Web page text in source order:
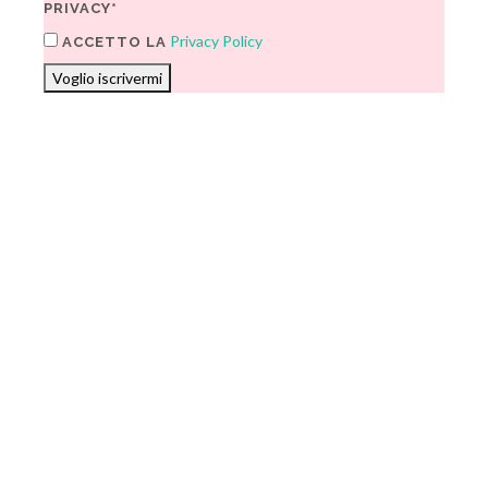
PRIVACY*
ACCETTO LA Privacy Policy
Voglio iscrivermi